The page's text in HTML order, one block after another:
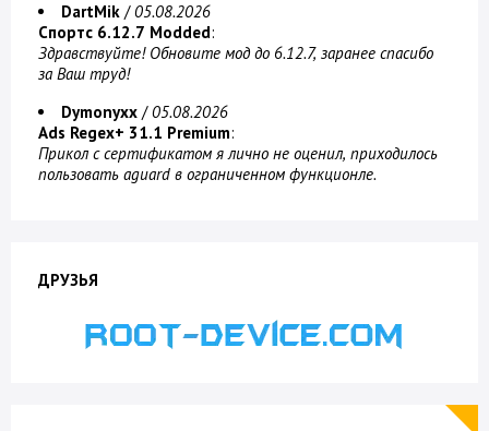
DartMik /05.08.2026
Спортс 6.12.7 Modded:
Здравствуйте! Обновите мод до 6.12.7, заранее спасибо
за Ваш труд!
Dymonyxx /05.08.2026
Ads Regex+ 31.1 Premium:
Прикол с сертификатом я лично не оценил, приходилось
пользовать aguard в ограниченном функционле.
ДРУЗЬЯ